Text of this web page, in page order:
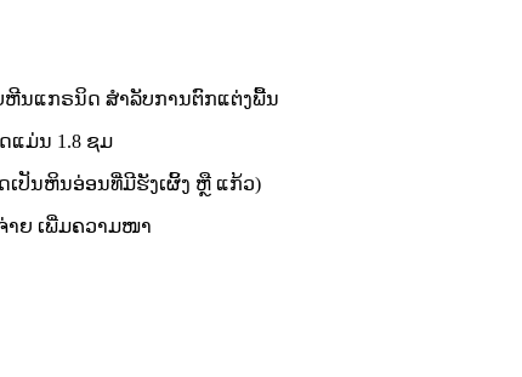
ບຫີນແກຣນິດ ສຳລັບການຕົກແຕ່ງພື້ນ
ແມ່ນ 1.8 ຊມ
ປັນຫິນອ່ອນທີ່ມີຮັງເຜິ້ງ ຫຼື ແກ້ວ)
ຍ ເພີ່ມຄວາມໜາ